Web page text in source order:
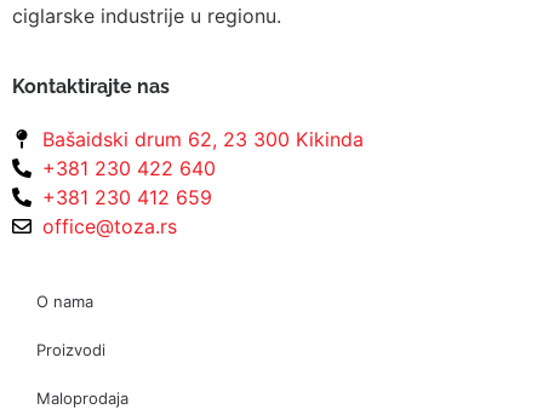
ciglarske industrije u regionu.
Kontaktirajte nas
Bašaidski drum 62, 23 300 Kikinda
+381 230 422 640
+381 230 412 659
office@toza.rs
O nama
Proizvodi
Maloprodaja